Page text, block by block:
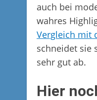
auch bei
wahres
Vergleich mit
schneidet sie
sehr gut ab.
Hier